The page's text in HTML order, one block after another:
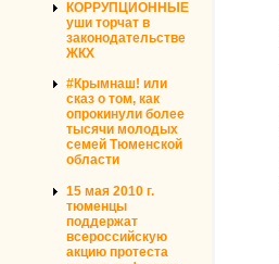
КОРРУПЦИОННЫЕ
уши торчат в
законодательстве
ЖКХ
#Крымнаш! или
сказ о том, как
опрокинули более
тысячи молодых
семей Тюменской
области
15 мая 2010 г.
тюменцы
поддержат
всероссийскую
акцию протеста